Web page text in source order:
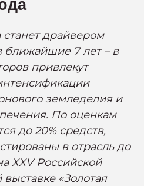
драйвером
7 лет – в
привлекут
земледелия и
По оценкам
до 20% средств,
в отрасль до
ХХV Российской
«Золотая